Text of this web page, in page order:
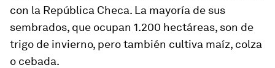
con la República Checa. La mayoría de sus
sembrados, que ocupan 1.200 hectáreas, son de
trigo de invierno, pero también cultiva maíz, colza
o cebada.